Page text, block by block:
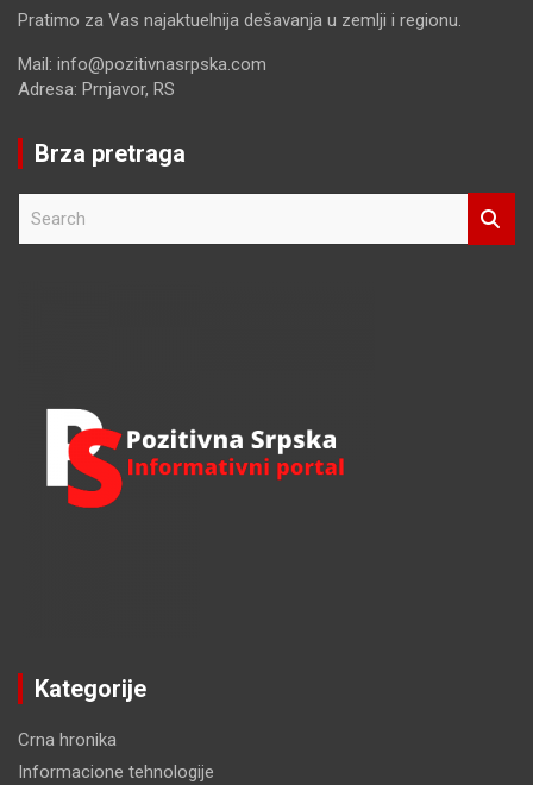
Pratimo za Vas najaktuelnija dešavanja u zemlji i regionu.
Mail: info@pozitivnasrpska.com
Adresa: Prnjavor, RS
Brza pretraga
Kategorije
Crna hronika
Informacione tehnologije